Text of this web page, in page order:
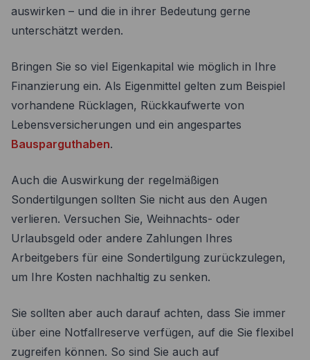
auswirken – und die in ihrer Bedeutung gerne
unterschätzt werden.
Bringen Sie so viel Eigenkapital wie möglich in Ihre
Finanzierung ein. Als Eigenmittel gelten zum Beispiel
vorhandene Rücklagen, Rückkaufwerte von
Lebensversicherungen und ein angespartes
Bausparguthaben.
Auch die Auswirkung der regelmäßigen
Sondertilgungen sollten Sie nicht aus den Augen
verlieren. Versuchen Sie, Weihnachts- oder
Urlaubsgeld oder andere Zahlungen Ihres
Arbeitgebers für eine Sondertilgung zurückzulegen,
um Ihre Kosten nachhaltig zu senken.
Sie sollten aber auch darauf achten, dass Sie immer
über eine Notfallreserve verfügen, auf die Sie flexibel
zugreifen können. So sind Sie auch auf